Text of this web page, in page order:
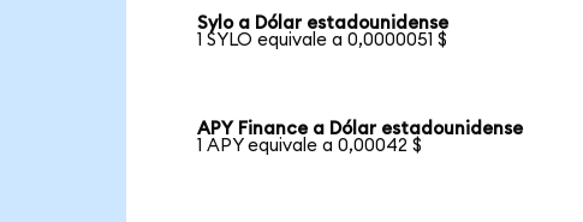
Sylo a Dólar estadounidense
1 SYLO equivale a 0,0000051 $
APY Finance a Dólar estadounidense
1 APY equivale a 0,00042 $